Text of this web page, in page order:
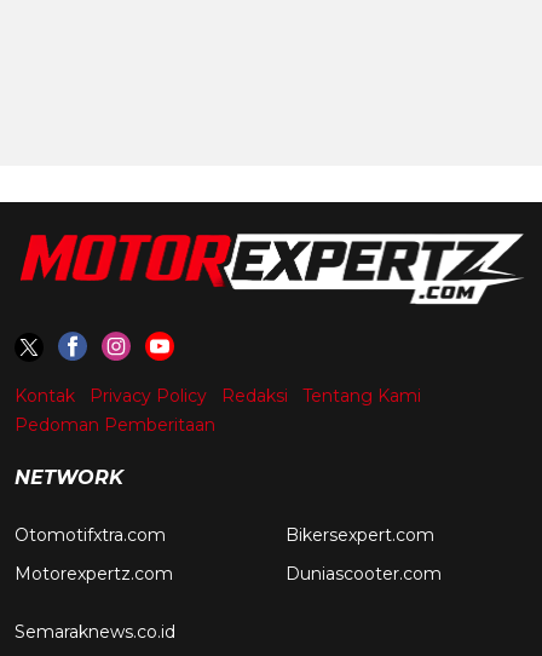
Kontak Privacy Policy Redaksi
Tentang Kami
Pedoman Pemberitaan
NETWORK
Otomotifxtra.com
Motorexpertz.com
Bikersexpert.com
Duniascooter.com
Semaraknews.co.id